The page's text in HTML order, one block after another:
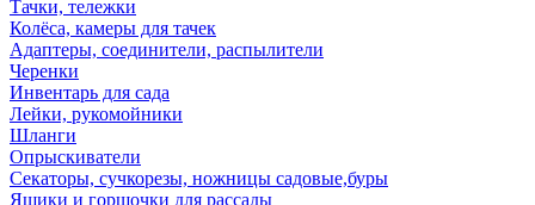
Тачки, тележки
Колёса, камеры для тачек
Адаптеры, соединители, распылители
Черенки
Инвентарь для сада
Лейки, рукомойники
Шланги
Опрыскиватели
Секаторы, сучкорезы, ножницы садовые,буры
Ящики и горшочки для рассады